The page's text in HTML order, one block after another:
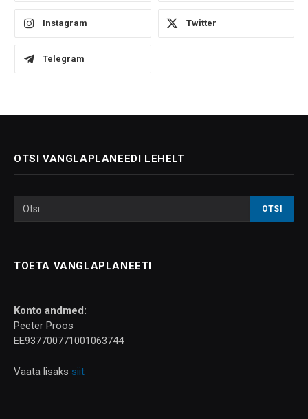
Instagram Twitter
Telegram
OTSI VANGLAPLANEEDI LEHELT
TOETA VANGLAPLANEETI
Konto andmed:
Peeter Proos
EE937700771001063744
Vaata lisaks siit